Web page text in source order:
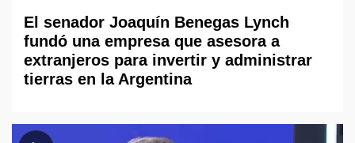
El senador Joaquín Benegas Lynch
fundó una empresa que asesora a
extranjeros para invertir y administrar
tierras en la Argentina